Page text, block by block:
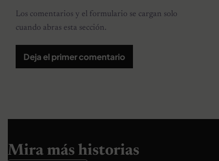
Los comentarios y el formulario se cargan solo
cuando abras esta sección.
Deja el primer comentario
Mira más historias